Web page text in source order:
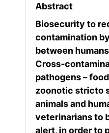
Abstract
Biosecurity to
contamination
between
Cross-
pathogens –
zoonotic stricto
animals and
veterinarians to
alert, in order to